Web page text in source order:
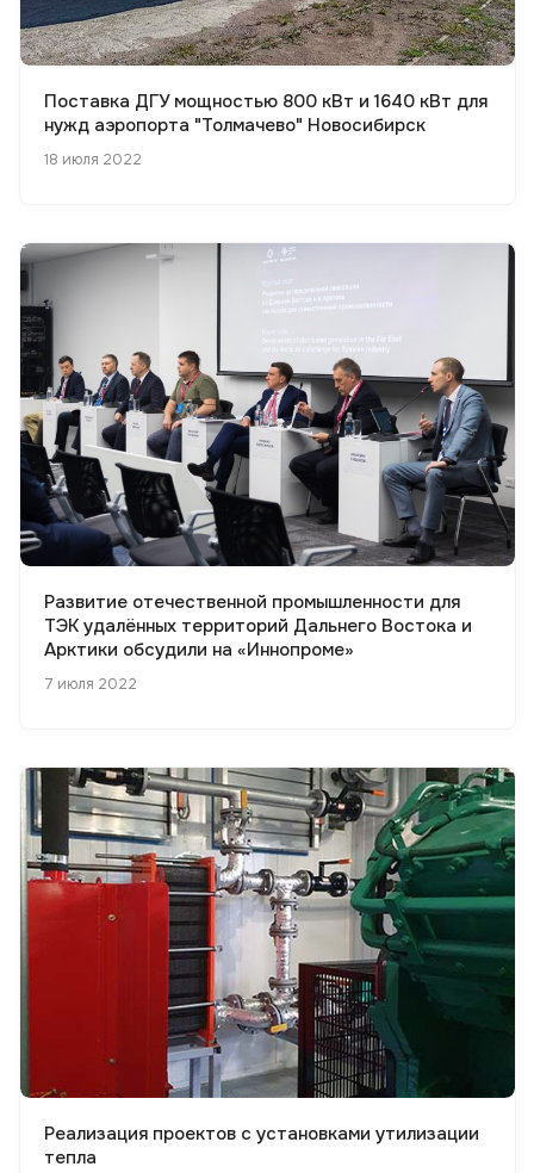
Поставка ДГУ мощностью 800 кВт и 1640 кВт для
нужд аэропорта "Толмачево" Новосибирск
18 июля 2022
Развитие отечественной промышленности для
ТЭК удалённых территорий Дальнего Востока и
Арктики обсудили на «Иннопроме»
7 июля 2022
Реализация проектов с установками утилизации
тепла